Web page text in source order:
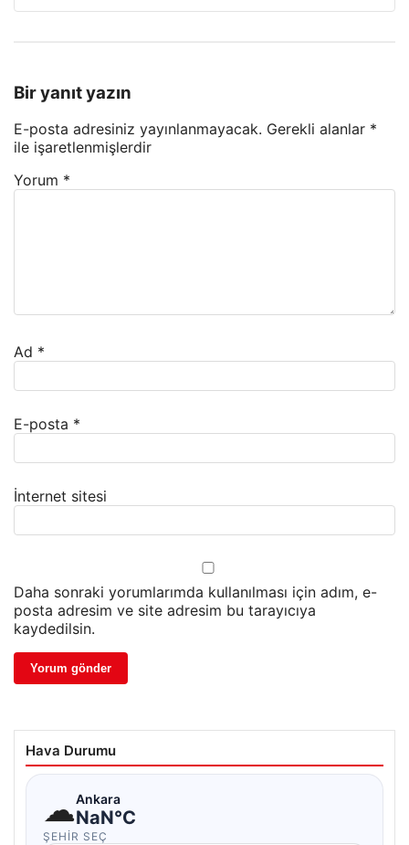
Bir yanıt yazın
E-posta adresiniz yayınlanmayacak. Gerekli alanlar *
ile işaretlenmişlerdir
Yorum *
Ad *
E-posta *
İnternet sitesi
Daha sonraki yorumlarımda kullanılması için adım, e-
posta adresim ve site adresim bu tarayıcıya
kaydedilsin.
Hava Durumu
☁Ankara
NaN°C
ŞEHIR SEÇ